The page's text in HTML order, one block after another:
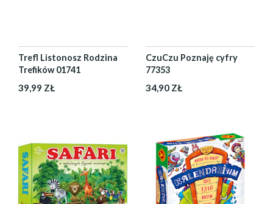
Trefl Listonosz Rodzina
Trefików 01741
39,99 ZŁ
CzuCzu Poznaję cyfry
77353
34,90 ZŁ